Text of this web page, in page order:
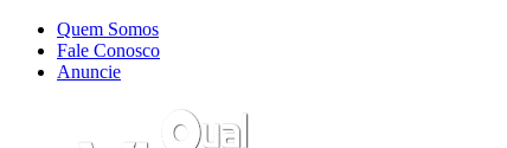
Quem Somos
Fale Conosco
Anuncie